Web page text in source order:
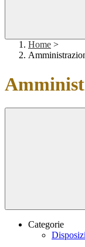
Home >
Categorie